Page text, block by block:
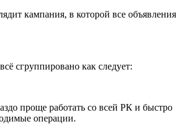
кампания, в которой все объявления
сгруппировано как следует:
проще работать со всей РК и быстро
операции.